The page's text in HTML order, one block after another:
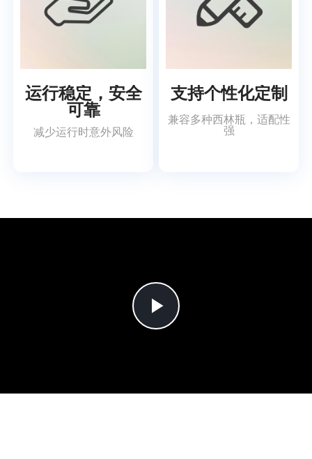
Play
运行稳定，安全
可靠
减少运行时意外风险
支持个性化定制
兼容多种西林瓶，适配性
强